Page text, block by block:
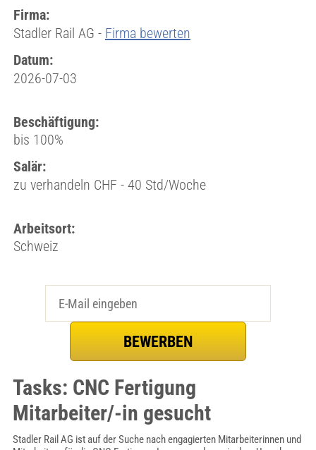
Firma:
Stadler Rail AG - Firma bewerten
Datum:
2026-07-03
Beschäftigung:
bis 100%
Salär:
zu verhandeln CHF - 40 Std/Woche
Arbeitsort:
Schweiz
Tasks: CNC Fertigung
Mitarbeiter/-in gesucht
Stadler Rail AG ist auf der Suche nach engagierten Mitarbeiterinnen und